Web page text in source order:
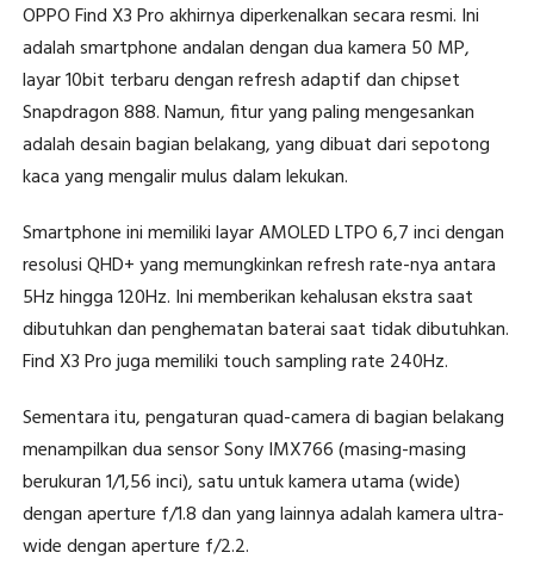
OPPO Find X3 Pro akhirnya diperkenalkan secara resmi. Ini
adalah smartphone andalan dengan dua kamera 50 MP,
layar 10bit terbaru dengan refresh adaptif dan chipset
Snapdragon 888. Namun, fitur yang paling mengesankan
adalah desain bagian belakang, yang dibuat dari sepotong
kaca yang mengalir mulus dalam lekukan.
Smartphone ini memiliki layar AMOLED LTPO 6,7 inci dengan
resolusi QHD+ yang memungkinkan refresh rate-nya antara
5Hz hingga 120Hz. Ini memberikan kehalusan ekstra saat
dibutuhkan dan penghematan baterai saat tidak dibutuhkan.
Find X3 Pro juga memiliki touch sampling rate 240Hz.
Sementara itu, pengaturan quad-camera di bagian belakang
menampilkan dua sensor Sony IMX766 (masing-masing
berukuran 1/1,56 inci), satu untuk kamera utama (wide)
dengan aperture f/1.8 dan yang lainnya adalah kamera ultra-
wide dengan aperture f/2.2.